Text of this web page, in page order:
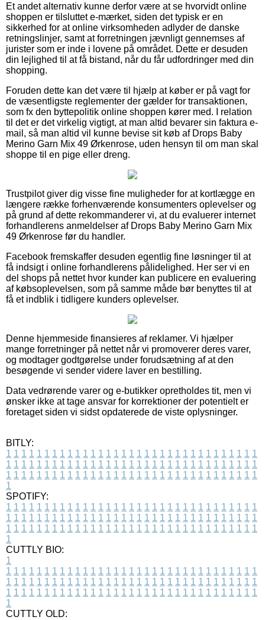
Et andet alternativ kunne derfor være at se hvorvidt online
shoppen er tilsluttet e-mærket, siden det typisk er en
sikkerhed for at online virksomheden adlyder de danske
retningslinjer, samt at forretningen jævnligt gennemses af
jurister som er inde i lovene på området. Dette er desuden
din lejlighed til at få bistand, når du får udfordringer med din
shopping.
Foruden dette kan det være til hjælp at køber er på vagt for
de væsentligste reglementer der gælder for transaktionen,
som fx den byttepolitik online shoppen kører med. I relation
til det er det virkelig vigtigt, at man altid bevarer sin faktura e-
mail, så man altid vil kunne bevise sit køb af Drops Baby
Merino Garn Mix 49 Ørkenrose, uden hensyn til om man skal
shoppe til en pige eller dreng.
Trustpilot giver dig visse fine muligheder for at kortlægge en
længere række forhenværende konsumenters oplevelser og
på grund af dette rekommanderer vi, at du evaluerer internet
forhandlerens anmeldelser af Drops Baby Merino Garn Mix
49 Ørkenrose før du handler.
Facebook fremskaffer desuden egentlig fine løsninger til at
få indsigt i online forhandlerens pålidelighed. Her ser vi en
del shops på nettet hvor kunder kan publicere en evaluering
af købsoplevelsen, som på samme måde bør benyttes til at
få et indblik i tidligere kunders oplevelser.
Denne hjemmeside finansieres af reklamer. Vi hjælper
mange forretninger på nettet når vi promoverer deres varer,
og modtager godtgørelse under forudsætning af at den
besøgende vi sender videre laver en bestilling.
Data vedrørende varer og e-butikker opretholdes tit, men vi
ønsker ikke at tage ansvar for korrektioner der potentielt er
foretaget siden vi sidst opdaterede de viste oplysninger.
BITLY:
1 1 1 1 1 1 1 1 1 1 1 1 1 1 1 1 1 1 1 1 1 1 1 1 1 1 1 1 1 1 1 1 1
1 1 1 1 1 1 1 1 1 1 1 1 1 1 1 1 1 1 1 1 1 1 1 1 1 1 1 1 1 1 1 1 1
1 1 1 1 1 1 1 1 1 1 1 1 1 1 1 1 1 1 1 1 1 1 1 1 1 1 1 1 1 1 1 1 1
1
SPOTIFY:
1 1 1 1 1 1 1 1 1 1 1 1 1 1 1 1 1 1 1 1 1 1 1 1 1 1 1 1 1 1 1 1 1
1 1 1 1 1 1 1 1 1 1 1 1 1 1 1 1 1 1 1 1 1 1 1 1 1 1 1 1 1 1 1 1 1
1 1 1 1 1 1 1 1 1 1 1 1 1 1 1 1 1 1 1 1 1 1 1 1 1 1 1 1 1 1 1 1 1
1
CUTTLY BIO:
1
1 1 1 1 1 1 1 1 1 1 1 1 1 1 1 1 1 1 1 1 1 1 1 1 1 1 1 1 1 1 1 1 1
1 1 1 1 1 1 1 1 1 1 1 1 1 1 1 1 1 1 1 1 1 1 1 1 1 1 1 1 1 1 1 1 1
1 1 1 1 1 1 1 1 1 1 1 1 1 1 1 1 1 1 1 1 1 1 1 1 1 1 1 1 1 1 1 1 1
1
CUTTLY OLD: